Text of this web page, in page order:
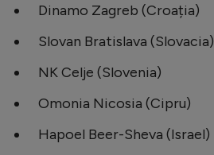
Formula 1
Gimnastică
Dinamo Zagreb (Croația)
Slovan Bratislava (Slovacia)
NK Celje (Slovenia)
Omonia Nicosia (Cipru)
Hapoel Beer-Sheva (Israel)